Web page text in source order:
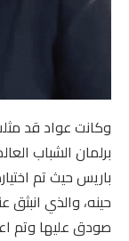
برلمان الشباب
باريس حيث تم
حينه، والذي
صودق عليها وتم